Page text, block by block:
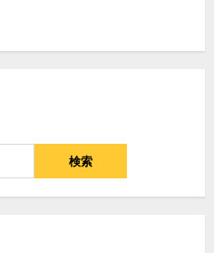
検索